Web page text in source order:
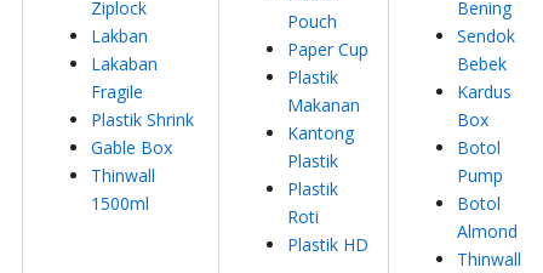
Ziplock
Lakban
Lakaban
Fragile
Plastik Shrink
Gable Box
Thinwall
1500ml
Pouch
Paper Cup
Plastik
Makanan
Kantong
Plastik
Plastik
Roti
Plastik HD
Bening
Sendok
Bebek
Kardus
Box
Botol
Pump
Botol
Almond
Thinwall